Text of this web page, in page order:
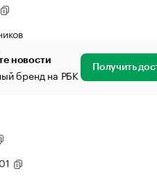
новости
бренд на РБК Получить